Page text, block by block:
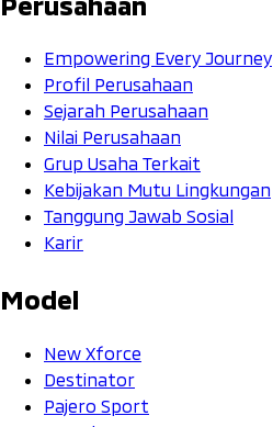
Empowering Every Journey
Profil Perusahaan
Sejarah Perusahaan
Nilai Perusahaan
Grup Usaha Terkait
Kebijakan Mutu Lingkungan
Tanggung Jawab Sosial
Karir
Model
New Xforce
Destinator
Pajero Sport